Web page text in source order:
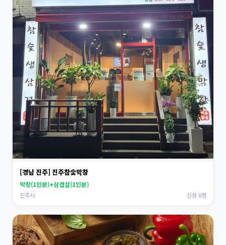
[경남 진주] 진주참숯막창
막창(1인분)+삼겹살(1인분)
진주시 신청 8명